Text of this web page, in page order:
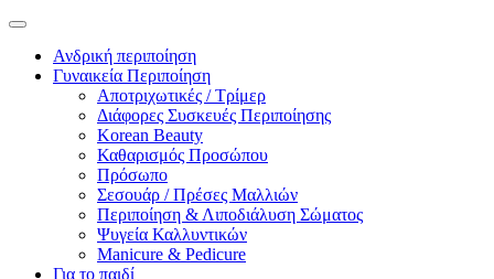
Ανδρική περιποίηση
Γυναικεία Περιποίηση
Αποτριχωτικές / Τρίμερ
Διάφορες Συσκευές Περιποίησης
Korean Beauty
Καθαρισμός Προσώπου
Πρόσωπο
Σεσουάρ / Πρέσες Μαλλιών
Περιποίηση & Λιποδιάλυση Σώματος
Ψυγεία Καλλυντικών
Manicure & Pedicure
Για το παιδί